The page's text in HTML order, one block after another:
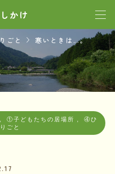
かけ
ごと  寒いときは…。
①子どもたちの居場所
④ひ
ごと